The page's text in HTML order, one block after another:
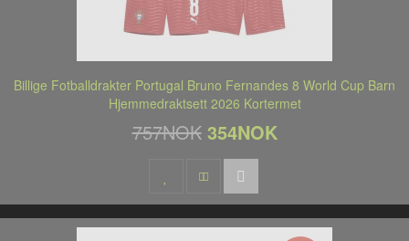
Billige Fotballdrakter Portugal Bruno Fernandes 8 World Cup Barn
Hjemmedraktsett 2026 Kortermet
757NOK 354NOK